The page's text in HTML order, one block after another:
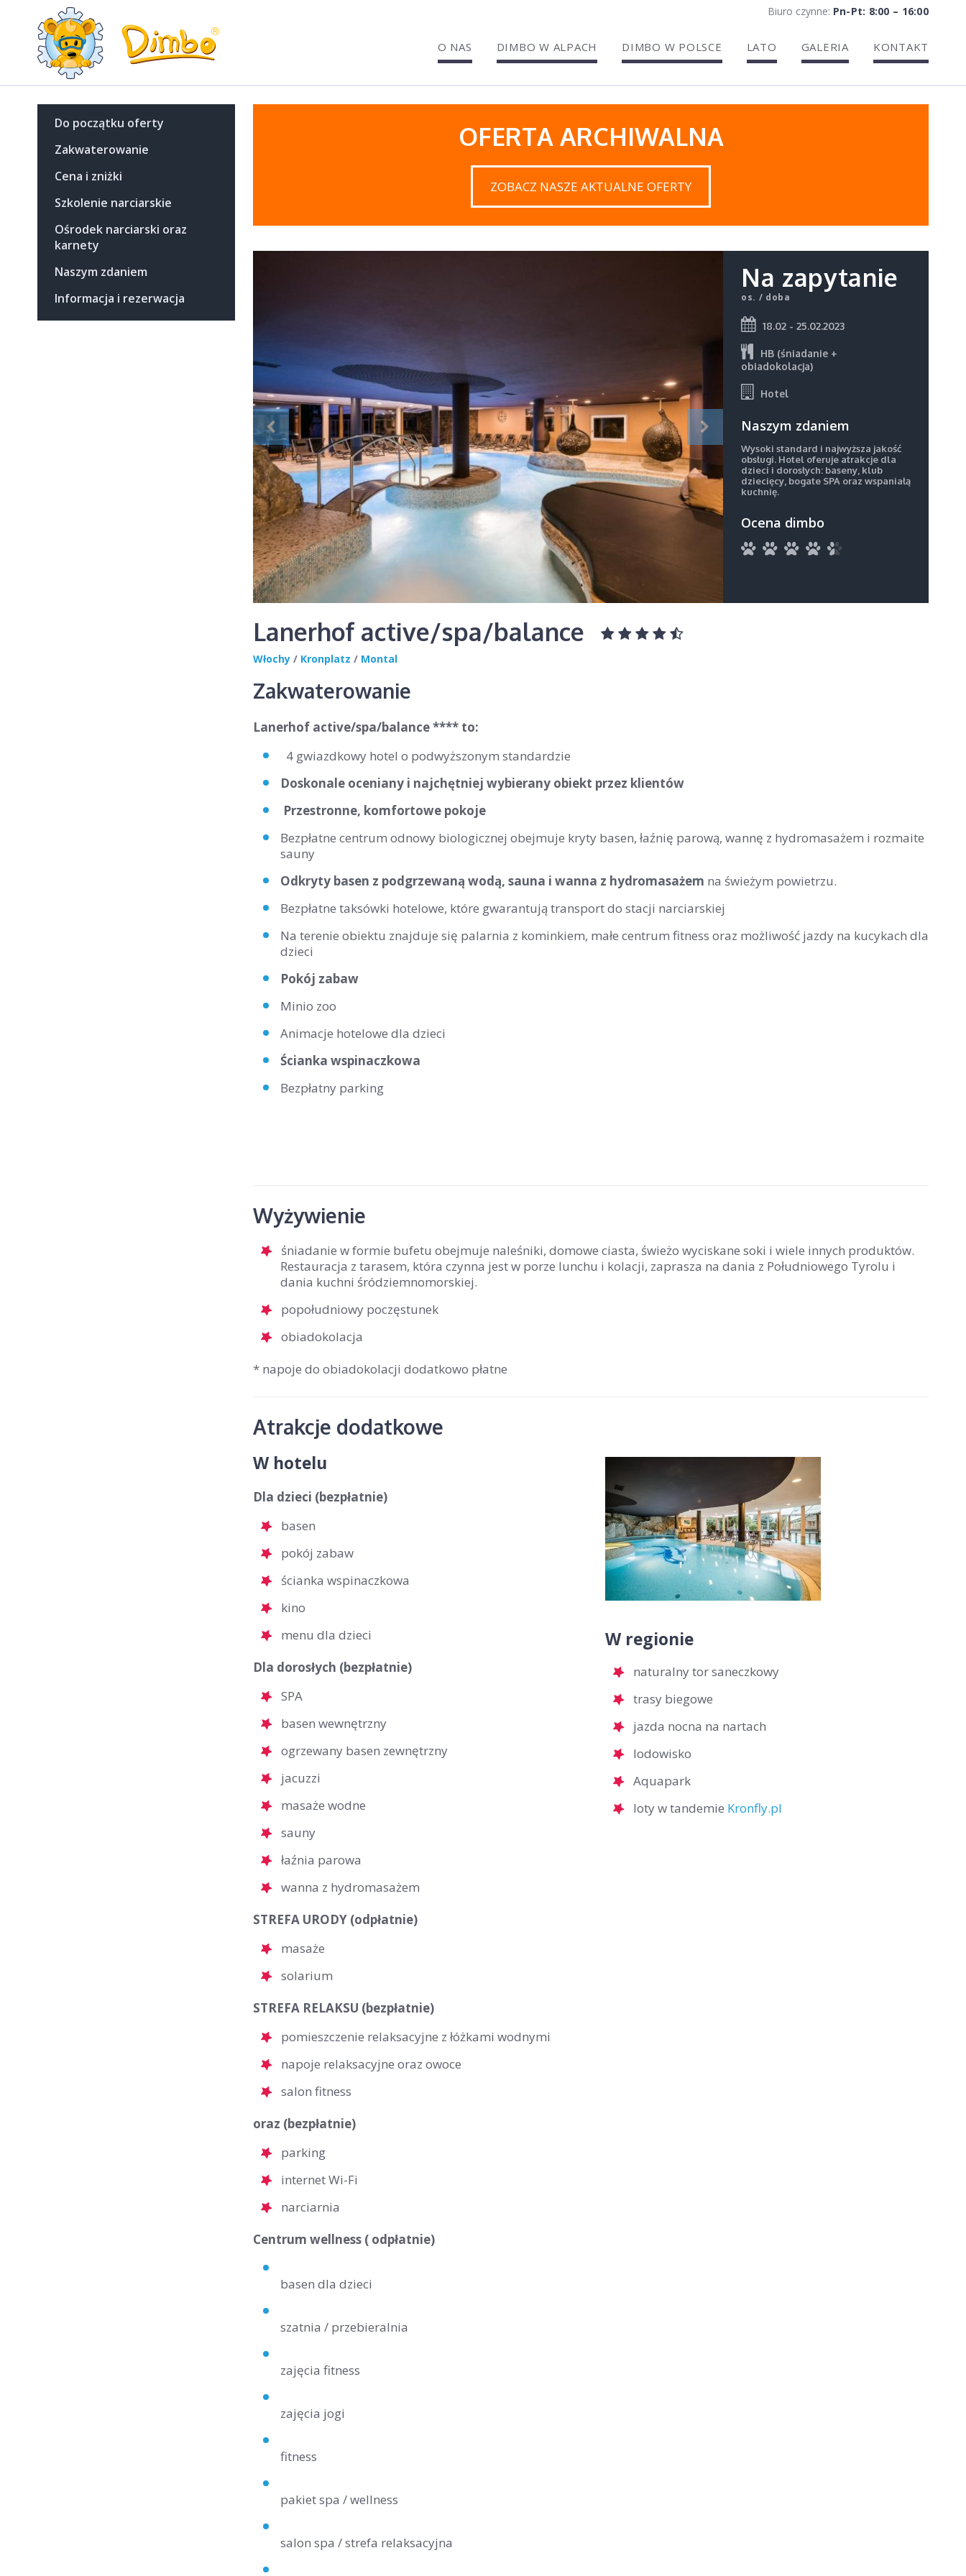
Biuro czynne: Pn-Pt: 8:00 – 16:00
O NAS DIMBO W ALPACH DIMBO W POLSCE LATO GALERIA KONTAKT
Do początku oferty
Zakwaterowanie
Cena i zniżki
Szkolenie narciarskie
Ośrodek narciarski oraz
karnety
Naszym zdaniem
Informacja i rezerwacja
OFERTA ARCHIWALNA
ZOBACZ NASZE AKTUALNE OFERTY
Na zapytanie
os. / doba
18.02 - 25.02.2023
HB (śniadanie +
obiadokolacja)
Hotel
Naszym zdaniem
Wysoki standard i najwyższa jakość
obsługi. Hotel oferuje atrakcje dla
dzieci i dorosłych: baseny, klub
dziecięcy, bogate SPA oraz wspaniałą
kuchnię.
Ocena dimbo
Lanerhof active/spa/balance
Włochy / Kronplatz / Montal
Zakwaterowanie
Lanerhof active/spa/balance **** to:
4 gwiazdkowy hotel o podwyższonym standardzie
Doskonale oceniany i najchętniej wybierany obiekt przez klientów
Przestronne, komfortowe pokoje
Bezpłatne centrum odnowy biologicznej obejmuje kryty basen, łaźnię parową, wannę z hydromasażem i rozmaite
sauny
Odkryty basen z podgrzewaną wodą, sauna i wanna z hydromasażem na świeżym powietrzu.
Bezpłatne taksówki hotelowe, które gwarantują transport do stacji narciarskiej
Na terenie obiektu znajduje się palarnia z kominkiem, małe centrum fitness oraz możliwość jazdy na kucykach dla
dzieci
Pokój zabaw
Minio zoo
Animacje hotelowe dla dzieci
Ścianka wspinaczkowa
Bezpłatny parking
Wyżywienie
śniadanie w formie bufetu obejmuje naleśniki, domowe ciasta, świeżo wyciskane soki i wiele innych produktów.
Restauracja z tarasem, która czynna jest w porze lunchu i kolacji, zaprasza na dania z Południowego Tyrolu i
dania kuchni śródziemnomorskiej.
popołudniowy poczęstunek
obiadokolacja
* napoje do obiadokolacji dodatkowo płatne
Atrakcje dodatkowe
W hotelu
Dla dzieci (bezpłatnie)
basen
pokój zabaw
ścianka wspinaczkowa
kino
menu dla dzieci
Dla dorosłych (bezpłatnie)
SPA
basen wewnętrzny
ogrzewany basen zewnętrzny
jacuzzi
masaże wodne
sauny
łaźnia parowa
wanna z hydromasażem
STREFA URODY (odpłatnie)
masaże
solarium
STREFA RELAKSU (bezpłatnie)
pomieszczenie relaksacyjne z łóżkami wodnymi
napoje relaksacyjne oraz owoce
salon fitness
oraz (bezpłatnie)
parking
internet Wi-Fi
narciarnia
Centrum wellness ( odpłatnie)
basen dla dzieci
szatnia / przebieralnia
zajęcia fitness
zajęcia jogi
fitness
pakiet spa / wellness
salon spa / strefa relaksacyjna
W regionie
naturalny tor saneczkowy
trasy biegowe
jazda nocna na nartach
lodowisko
Aquapark
loty w tandemie Kronfly.pl